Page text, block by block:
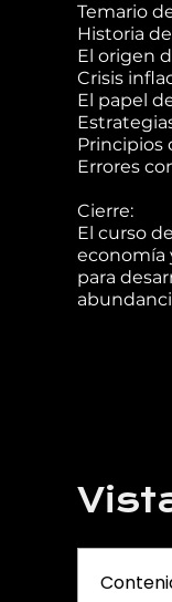
Temario
Historia
El origen
Crisis
El papel
Principios
Errores
Cierre:
El curso
economía
para